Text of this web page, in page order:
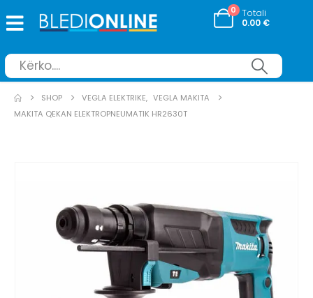
0 Totali
0.00 €
SHOP VEGLA ELEKTRIKE, VEGLA MAKITA
MAKITA QEKAN ELEKTROPNEUMATIK HR2630T